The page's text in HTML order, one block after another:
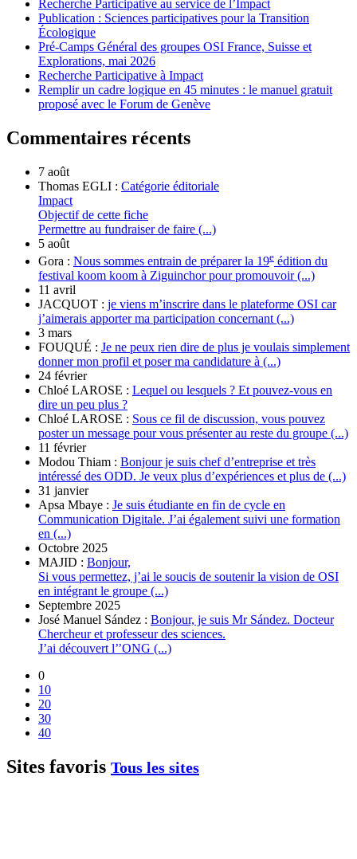
Recherche Participative au service de l’Impact
Publication : Sciences participatives pour la Transition
Écologique
Pré-Camps Général des groupes OSI France, Suisse et
Explorations, mai 2026
Recherche Participative à Impact
Remplir un cadre logique en 45 minutes : le manuel gratuit
proposé avec le Forum de Genève
Commentaires récents
7 août
Thomas EGLI : Catégorie éditoriale
Impact
Objectif de cette fiche
Permettre au fundraiser de faire (...)
5 août
Gora : Nous sommes entrain de préparer la 19e édition du
festival koom koom à Ziguinchor pour promouvoir (...)
11 avril
JACQUOT : je viens m’inscrire dans le plateforme OSI car
j’aimerais apporter ma participation concernant (...)
3 mars
FOUQUÉ : Je ne peux rien dire de plus je voulais simplement
donner mon profil et poser ma candidature à (...)
24 février
Chloé LAROSE : Lequel ou lesquels ? Et pouvez-vous en
dire un peu plus ?
Chloé LAROSE : Sous ce fil de discussion, vous pouvez
poster un message pour vous présenter au reste du groupe (...)
11 février
Modou Thiam : Bonjour je suis chef d’entreprise et très
intéressé des ODD. Je veux plus d’expériences et plus de (...)
31 janvier
Apsa Mbaye : Je suis étudiante en fin de cycle en
Communication Digitale. J’ai également suivi une formation
en (...)
Octobre 2025
MAJID : Bonjour,
Si vous permettez, j’ai le soucis de soutenir la vision de OSI
en intégrant le groupe (...)
Septembre 2025
José Manuel Sández : Bonjour, je suis Mr Sández. Docteur
Chercheur et professeur des sciences.
J’ai découvert l’’ONG (...)
0
10
20
30
40
Sites favoris Tous les sites